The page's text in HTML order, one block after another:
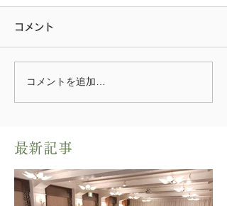
コメント
コメントを追加…
​最新記事